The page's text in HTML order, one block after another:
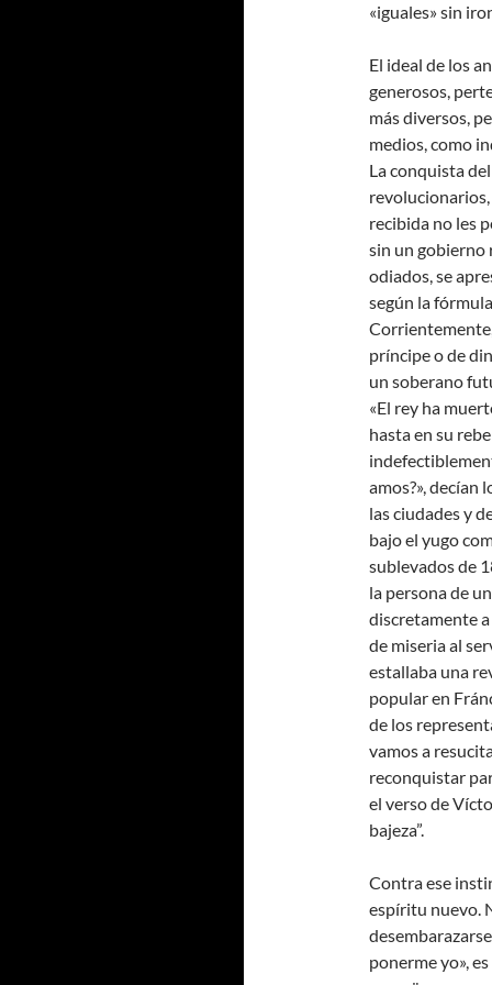
«iguales» sin
El ideal de los
generosos,
más diversos,
medios, como
La conquista
recibida no les
sin un gobierno
odiados, se
según la
príncipe o de
un soberano
«El rey ha
hasta en su
amos?», decían
las ciudades y
bajo el yugo
sublevados de
la persona de
discretamente
de miseria al
estallaba una
popular en
de los
vamos a
reconquistar
el verso de
bajeza”.
Contra ese
espíritu nuevo.
ponerme yo»,